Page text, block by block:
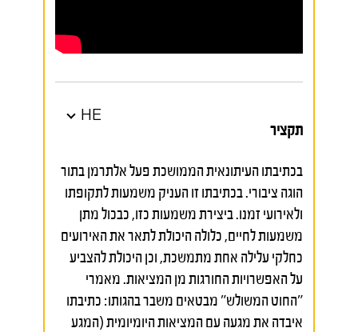
תקציר
HE
בכתיבתו העיתונאית הממושכת פעל אלתרמן בתור
הוגה ציבורי. בכתיבתו זו העניק משמעות לתקופתו
ולאירועי זמנו. ביצירת משמעות כזו, כבכול מתן
משמעות לחיים, כלולה היכולת לתאר את האירועים
כחלקי עלילה אחת מתמשכת, וכן היכולת להצביע
על האפשרויות החורגות מן המציאות. מאמרי
"החוט המשולש" מבטאים משבר בהגותו: כתיבתו
איבדה את מגעה עם המציאות היומיומית (המגע